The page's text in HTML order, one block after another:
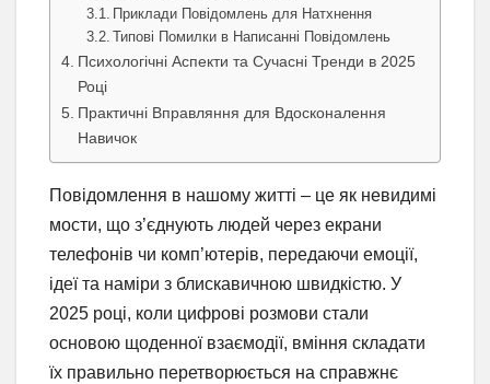
Приклади Повідомлень для Натхнення
Типові Помилки в Написанні Повідомлень
Психологічні Аспекти та Сучасні Тренди в 2025
Році
Практичні Вправляння для Вдосконалення
Навичок
Повідомлення в нашому житті – це як невидимі
мости, що з’єднують людей через екрани
телефонів чи комп’ютерів, передаючи емоції,
ідеї та наміри з блискавичною швидкістю. У
2025 році, коли цифрові розмови стали
основою щоденної взаємодії, вміння складати
їх правильно перетворюється на справжнє